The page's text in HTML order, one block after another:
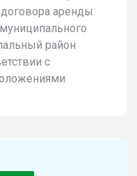
аренды
район
с